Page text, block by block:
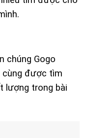
chúng Gogo
cùng được tìm
lượng trong bài